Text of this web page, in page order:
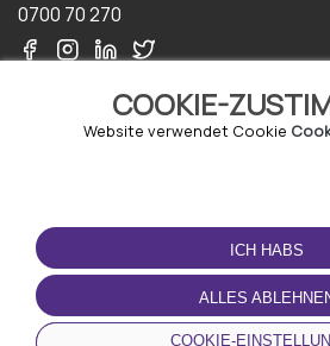
COOKIE-
Website verwendet Cookie
ICH HABS
ALLES
COOKIE-
0700 70 270
NUTZUNGSBEDINGUNGEN
Geschäftsbedingungen
Datenschutz-
Bestimmungen
Cookie-Richtlinie